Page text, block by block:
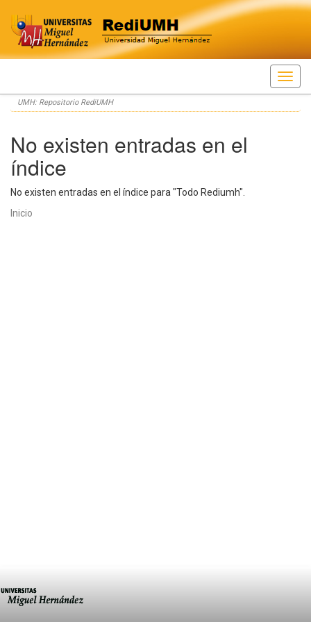
Skip
navigation
UMH: Repositorio RediUMH
No existen entradas en el
índice
No existen entradas en el índice para "Todo Rediumh".
Inicio